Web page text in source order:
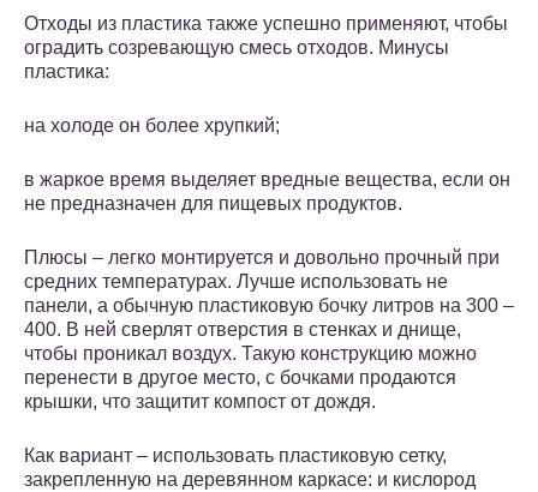
Отходы из пластика также успешно применяют, чтобы
оградить созревающую смесь отходов. Минусы
пластика:
на холоде он более хрупкий;
в жаркое время выделяет вредные вещества, если он
не предназначен для пищевых продуктов.
Плюсы – легко монтируется и довольно прочный при
средних температурах. Лучше использовать не
панели, а обычную пластиковую бочку литров на 300 –
400. В ней сверлят отверстия в стенках и днище,
чтобы проникал воздух. Такую конструкцию можно
перенести в другое место, с бочками продаются
крышки, что защитит компост от дождя.
Как вариант – использовать пластиковую сетку,
закрепленную на деревянном каркасе: и кислород